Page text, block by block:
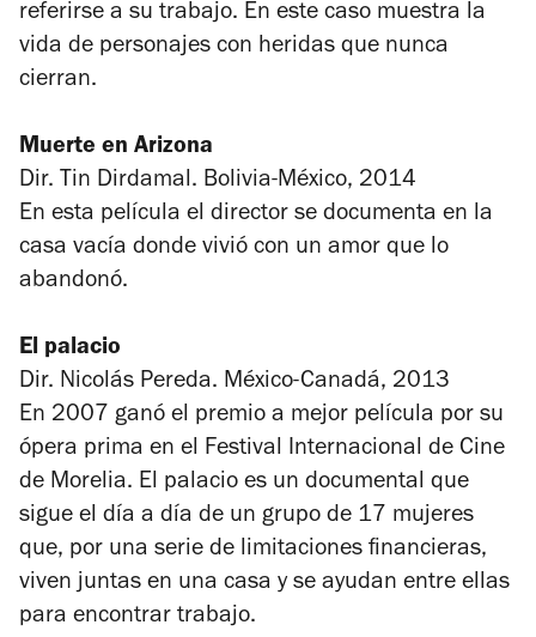
referirse a su trabajo. En este caso muestra la
vida de personajes con heridas que nunca
cierran.
Muerte en Arizona
Dir. Tin Dirdamal. Bolivia-México, 2014
En esta película el director se documenta en la
casa vacía donde vivió con un amor que lo
abandonó.
El palacio
Dir. Nicolás Pereda. México-Canadá, 2013
En 2007 ganó el premio a mejor película por su
ópera prima en el Festival Internacional de Cine
de Morelia. El palacio es un documental que
sigue el día a día de un grupo de 17 mujeres
que, por una serie de limitaciones financieras,
viven juntas en una casa y se ayudan entre ellas
para encontrar trabajo.